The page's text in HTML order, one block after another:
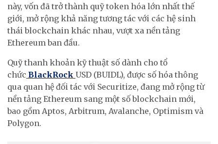
này, vốn đã trở thành quỹ token hóa lớn nhất thế
giới, mở rộng khả năng tương tác với các hệ sinh
thái blockchain khác nhau, vượt xa nền tảng
Ethereum ban đầu.
Quỹ thanh khoản kỹ thuật số dành cho tổ
chức BlackRock USD (BUIDL), được số hóa thông
qua quan hệ đối tác với Securitize, đang mở rộng từ
nền tảng Ethereum sang một số blockchain mới,
bao gồm Aptos, Arbitrum, Avalanche, Optimism và
Polygon.